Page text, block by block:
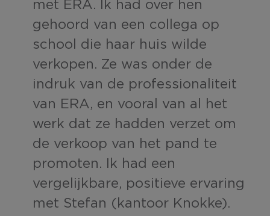
met ERA. Ik had over hen
gehoord van een collega op
school die haar huis wilde
verkopen. Ze was onder de
indruk van de professionaliteit
van ERA, en vooral van al het
werk dat ze hadden verzet om
de verkoop van het pand te
promoten. Ik had een
vergelijkbare, positieve ervaring
met Stefan (kantoor Knokke).